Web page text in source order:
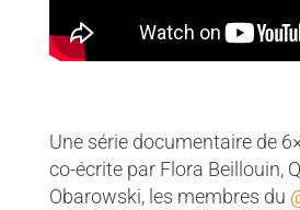
Une série documentaire de
co-écrite par Flora Beillouin,
Obarowski, les membres du